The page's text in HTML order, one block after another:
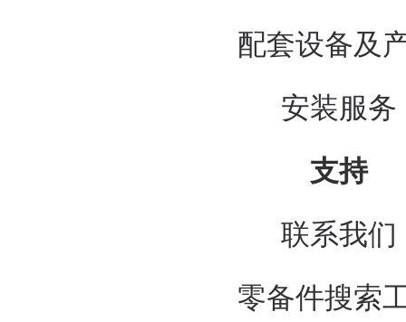
配套设备及
安装服务
支持
联系我们
零备件搜索